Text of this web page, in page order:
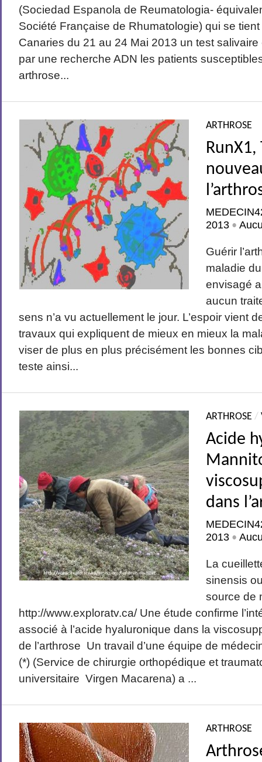
(Sociedad Espanola de Reumatologia-
Société Française de Rhumatologie) qui se
Canaries du 21 au 24 Mai 2013 un test
par une recherche ADN les patients
arthrose...
ARTHROSE
2013 •
Guérir
maladie
envisagé
aucun
sens n’a vu actuellement le jour. L’espoir vient
travaux qui expliquent de mieux en mieux la
viser de plus en plus précisément les bonnes
teste ainsi...
ARTHROSE /
Acide
dans
2013 •
La
sinensis
source de
http://www.exploratv.ca/ Une étude confirme
associé à l’acide hyaluronique dans la
de l’arthrose Un travail d’une équipe de
(*) (Service de chirurgie orthopédique et
universitaire Virgen Macarena) a ...
ARTHROSE